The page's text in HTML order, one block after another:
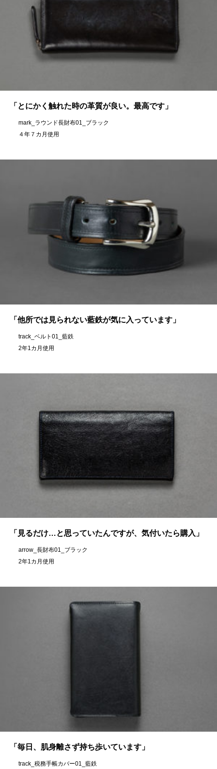
「とにかく触れた時の革質が良い。最高です」
mark_ラウンド長財布01_ブラック
４年７カ月使用
「他所では見られない藍鉄が気に入っています」
track_ベルト01_藍鉄
2年1カ月使用
「見るだけ…と思っていたんですが、気付いたら購入」
arrow_長財布01_ブラック
2年1カ月使用
「毎日、肌身離さず持ち歩いています」
track_税務手帳カバー01_藍鉄